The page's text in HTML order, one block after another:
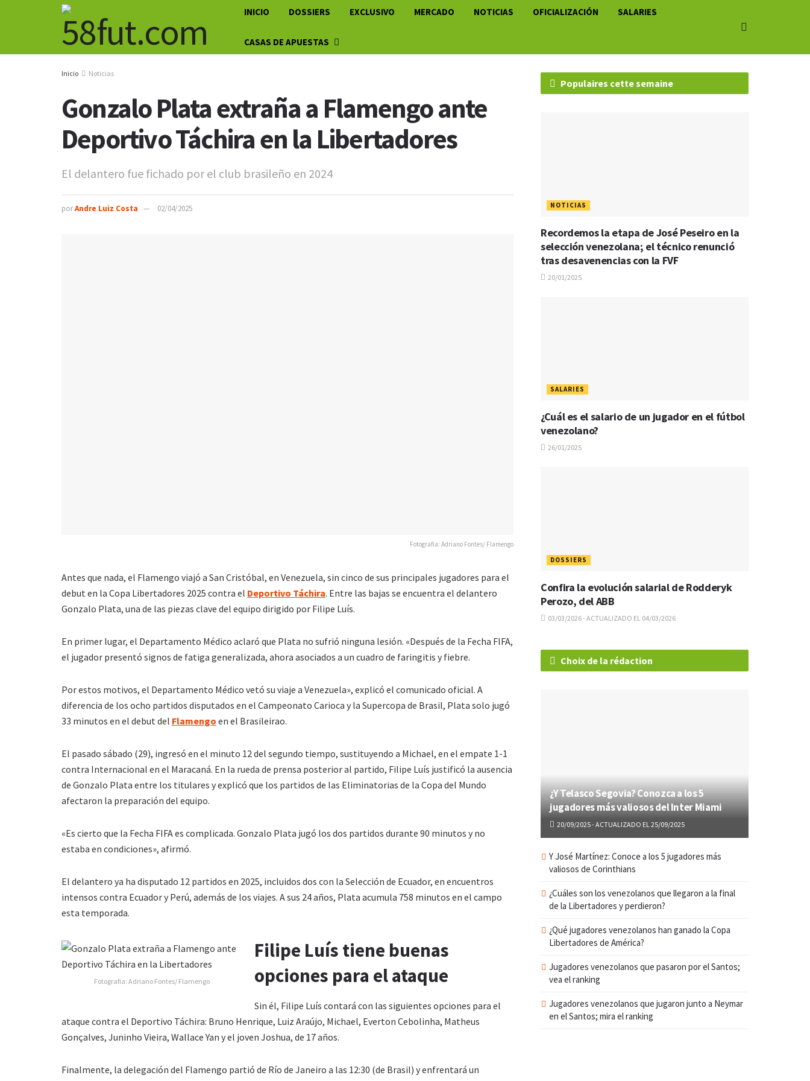
INICIO DOSSIERS EXCLUSIVO MERCADO NOTICIAS OFICIALIZACIÓN SALARIES
CASAS DE APUESTAS
Inicio Noticias
Gonzalo Plata extraña a Flamengo ante
Deportivo Táchira en la Libertadores
El delantero fue fichado por el club brasileño en 2024
porAndre Luiz Costa 02/04/2025
Fotografia: Adriano Fontes/ Flamengo
Antes que nada, el Flamengo viajó a San Cristóbal, en Venezuela, sin cinco de sus principales jugadores para el
debut en la Copa Libertadores 2025 contra el Deportivo Táchira. Entre las bajas se encuentra el delantero
Gonzalo Plata, una de las piezas clave del equipo dirigido por Filipe Luís.
En primer lugar, el Departamento Médico aclaró que Plata no sufrió ninguna lesión. «Después de la Fecha FIFA,
el jugador presentó signos de fatiga generalizada, ahora asociados a un cuadro de faringitis y fiebre.
Por estos motivos, el Departamento Médico vetó su viaje a Venezuela», explicó el comunicado oficial. A
diferencia de los ocho partidos disputados en el Campeonato Carioca y la Supercopa de Brasil, Plata solo jugó
33 minutos en el debut del Flamengo en el Brasileirao.
El pasado sábado (29), ingresó en el minuto 12 del segundo tiempo, sustituyendo a Michael, en el empate 1-1
contra Internacional en el Maracaná. En la rueda de prensa posterior al partido, Filipe Luís justificó la ausencia
de Gonzalo Plata entre los titulares y explicó que los partidos de las Eliminatorias de la Copa del Mundo
afectaron la preparación del equipo.
«Es cierto que la Fecha FIFA es complicada. Gonzalo Plata jugó los dos partidos durante 90 minutos y no
estaba en condiciones», afirmó.
El delantero ya ha disputado 12 partidos en 2025, incluidos dos con la Selección de Ecuador, en encuentros
intensos contra Ecuador y Perú, además de los viajes. A sus 24 años, Plata acumula 758 minutos en el campo
esta temporada.
Fotografia: Adriano Fontes/ Flamengo
Filipe Luís tiene buenas
opciones para el ataque
Sin él, Filipe Luís contará con las siguientes opciones para el
ataque contra el Deportivo Táchira: Bruno Henrique, Luiz Araújo, Michael, Everton Cebolinha, Matheus
Gonçalves, Juninho Vieira, Wallace Yan y el joven Joshua, de 17 años.
Finalmente, la delegación del Flamengo partió de Río de Janeiro a las 12:30 (de Brasil) y enfrentará un
Populaires cette semaine
NOTICIAS
Recordemos la etapa de José Peseiro en la
selección venezolana; el técnico renunció
tras desavenencias con la FVF
20/01/2025
SALARIES
¿Cuál es el salario de un jugador en el fútbol
venezolano?
26/01/2025
DOSSIERS
Confira la evolución salarial de Rodderyk
Perozo, del ABB
03/03/2026 - ACTUALIZADO EL 04/03/2026
Choix de la rédaction
¿Y Telasco Segovia? Conozca a los 5
jugadores más valiosos del Inter Miami
20/09/2025 - ACTUALIZADO EL 25/09/2025
Y José Martínez: Conoce a los 5 jugadores más
valiosos de Corinthians
¿Cuáles son los venezolanos que llegaron a la final
de la Libertadores y perdieron?
¿Qué jugadores venezolanos han ganado la Copa
Libertadores de América?
Jugadores venezolanos que pasaron por el Santos;
vea el ranking
Jugadores venezolanos que jugaron junto a Neymar
en el Santos; mira el ranking